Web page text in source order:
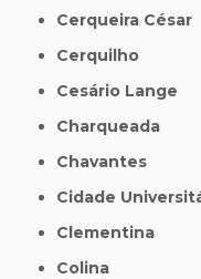
Cerqueira César
Cerquilho
Cesário Lange
Charqueada
Chavantes
Cidade
Clementina
Colina